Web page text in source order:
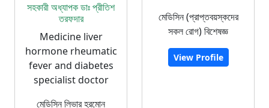
সহকারী অধ্যাপক ডাঃ প্রীতিশ
তরফদার
Medicine liver
hormone rheumatic
fever and diabetes
specialist doctor
মেডিসিন লিভার হরমোন
মেডিসিন (প্রাপ্তবয়স্কদের
সকল রোগ) বিশেষজ্ঞ
View Profile